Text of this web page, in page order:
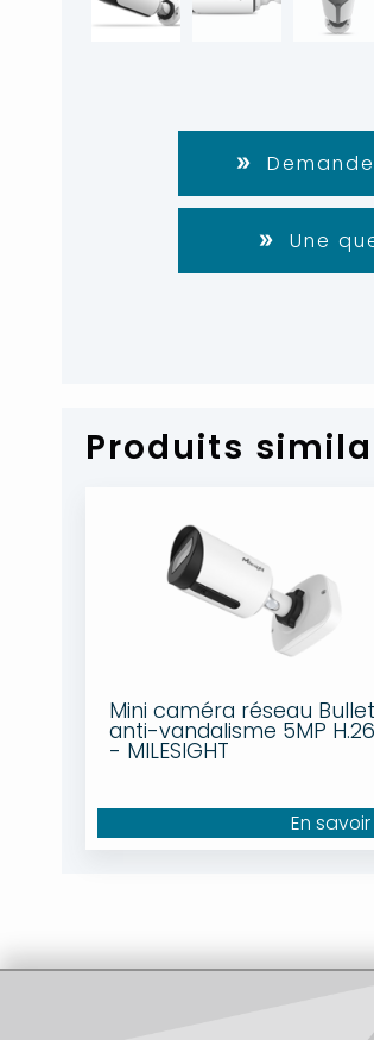
Une
Produits
Mini caméra réseau Bullet
anti-vandalisme 5MP
- MILESIGHT
En